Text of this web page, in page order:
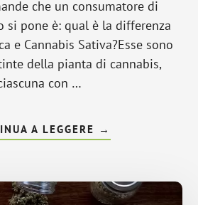
che un consumatore di
si pone è: qual è la differenza
e Cannabis Sativa?Esse sono
della pianta di cannabis,
con …
A LEGGERE INFOLE
DIFFERENZE
CANNABIS
SATIVA
→